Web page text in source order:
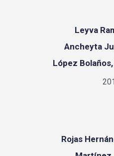
Leyva
Ancheyta
López
Rojas